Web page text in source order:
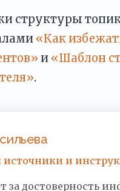
структуры
«Как
и «Шаблон
.
и
за достоверность